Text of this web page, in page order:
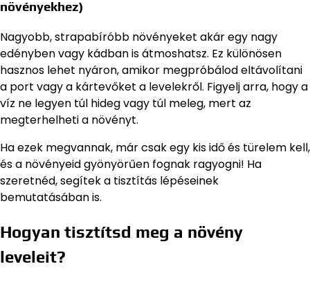
növényekhez)
Nagyobb, strapabíróbb növényeket akár egy nagy
edényben vagy kádban is átmoshatsz. Ez különösen
hasznos lehet nyáron, amikor megpróbálod eltávolítani
a port vagy a kártevőket a levelekről. Figyelj arra, hogy a
víz ne legyen túl hideg vagy túl meleg, mert az
megterhelheti a növényt.
Ha ezek megvannak, már csak egy kis idő és türelem kell,
és a növényeid gyönyörűen fognak ragyogni! Ha
szeretnéd, segítek a tisztítás lépéseinek
bemutatásában is.
Hogyan tisztítsd meg a növény
leveleit?